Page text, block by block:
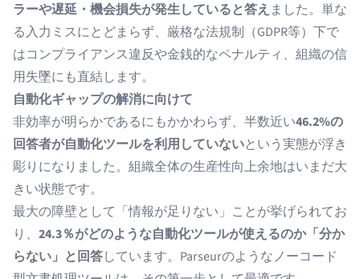
ラーや遅延・機会損失が発生していると答えました。単な
る入力ミスにとどまらず、厳格な法規制（GDPR等）下で
はコンプライアンス違反や金銭的なペナルティ、組織の信
用失墜にも直結します。
自動化ギャップの解消に向けて
非効率が明らかであるにもかかわらず、半数近い46.2%の
回答者が自動化ツールを利用していないという実態が浮き
彫りになりました。組織全体の生産性向上余地はいまだ大
きい状態です。
最大の障壁として「情報が足りない」ことが挙げられてお
り、 24.3％がどのような自動化ツールが使えるのか「分か
らない」と回答しています。Parseurのようなノーコード